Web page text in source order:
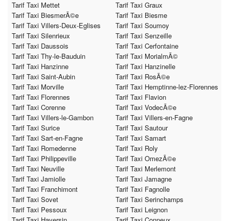
Tarif Taxi Mettet
Tarif Taxi Graux
Tarif Taxi BiesmerÃ©e
Tarif Taxi Biesme
Tarif Taxi Villers-Deux-Eglises
Tarif Taxi Soumoy
Tarif Taxi Silenrieux
Tarif Taxi Senzeille
Tarif Taxi Daussois
Tarif Taxi Cerfontaine
Tarif Taxi Thy-le-Bauduin
Tarif Taxi MorialmÃ©
Tarif Taxi Hanzinne
Tarif Taxi Hanzinelle
Tarif Taxi Saint-Aubin
Tarif Taxi RosÃ©e
Tarif Taxi Morville
Tarif Taxi Hemptinne-lez-Florennes
Tarif Taxi Florennes
Tarif Taxi Flavion
Tarif Taxi Corenne
Tarif Taxi VodecÃ©e
Tarif Taxi Villers-le-Gambon
Tarif Taxi Villers-en-Fagne
Tarif Taxi Surice
Tarif Taxi Sautour
Tarif Taxi Sart-en-Fagne
Tarif Taxi Samart
Tarif Taxi Romedenne
Tarif Taxi Roly
Tarif Taxi Philippeville
Tarif Taxi OmezÃ©e
Tarif Taxi Neuville
Tarif Taxi Merlemont
Tarif Taxi Jamiolle
Tarif Taxi Jamagne
Tarif Taxi Franchimont
Tarif Taxi Fagnolle
Tarif Taxi Sovet
Tarif Taxi Serinchamps
Tarif Taxi Pessoux
Tarif Taxi Leignon